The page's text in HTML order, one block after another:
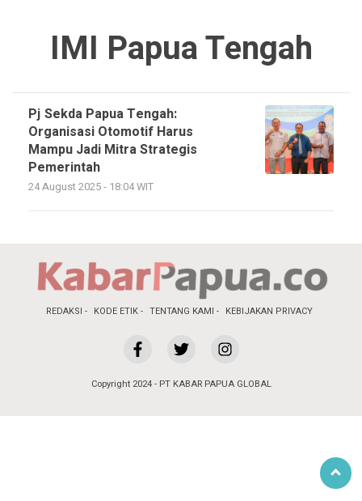
IMI Papua Tengah
Pj Sekda Papua Tengah:
Organisasi Otomotif Harus
Mampu Jadi Mitra Strategis
Pemerintah
24 August 2025 - 18:04 WIT
REDAKSI KODE ETIK TENTANG KAMI KEBIJAKAN PRIVACY
Copyright 2024 - PT KABAR PAPUA GLOBAL